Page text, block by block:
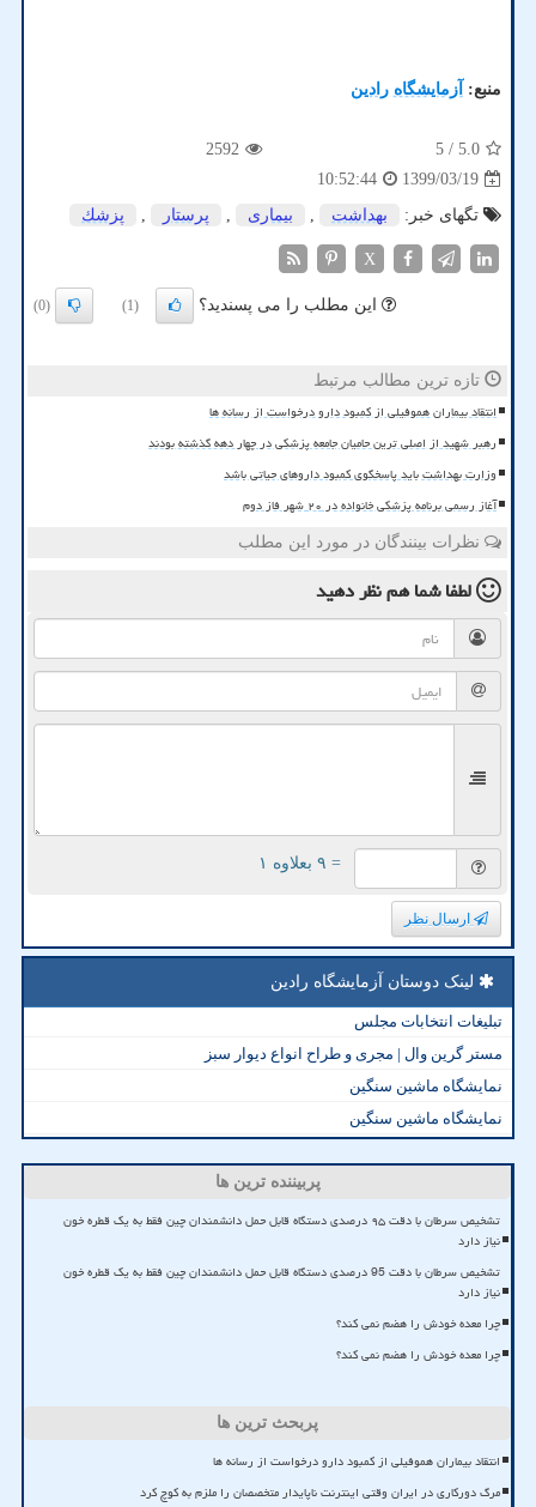
منبع: آزمایشگاه رادین
5.0
/ 5
2592
1399/03/19
10:52:44
تگهای خبر:
بهداشت , بیماری , پرستار , پزشك
X
این مطلب را می پسندید؟ (1)
(0)
تازه ترین مطالب مرتبط
انتقاد بیماران هموفیلی از کمبود دارو درخواست از رسانه ها
رهبر شهید از اصلی ترین حامیان جامعه پزشکی در چهار دهه گذشته بودند
وزارت بهداشت باید پاسخگوی کمبود داروهای حیاتی باشد
آغاز رسمی برنامه پزشکی خانواده در ۲۰ شهر فاز دوم
نظرات بینندگان در مورد این مطلب
لطفا شما همنظر دهید
= ۹ بعلاوه ۱
ارسال نظر
لینک دوستان آزمایشگاه رادین
تبلیغات انتخابات مجلس
مستر گرین وال | مجری و طراح انواع دیوار سبز
نمایشگاه ماشین سنگین
نمایشگاه ماشین سنگین
پربیننده ترین ها
تشخیص سرطان با دقت ۹۵ درصدی دستگاه قابل حمل دانشمندان چین فقط به یک قطره خون
نیاز دارد
تشخیص سرطان با دقت 95 درصدی دستگاه قابل حمل دانشمندان چین فقط به یک قطره خون
نیاز دارد
چرا معده خودش را هضم نمی کند؟
چرا معده خودش را هضم نمی کند؟
پربحث ترین ها
انتقاد بیماران هموفیلی از کمبود دارو درخواست از رسانه ها
مرگ دورکاری در ایران وقتی اینترنت ناپایدار متخصصان را ملزم به کوچ کرد